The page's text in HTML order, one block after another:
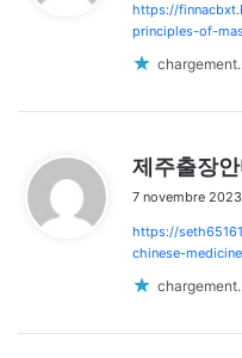
https://
principles-of-
제주출장
7 novembre
https://
chinese-